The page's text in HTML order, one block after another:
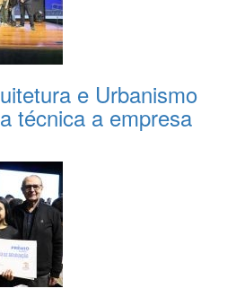
e Urbanismo
técnica a empresa